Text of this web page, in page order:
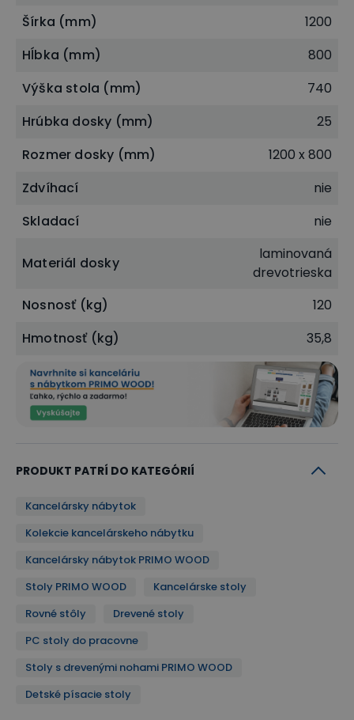
Rovný kancelársky stôl PRIMO WOOD ponúkame v
4 rôznych variantoch podľa šírky hornej pracovnej
dosky. Šírku pracovnej dosky môžete vyberať od
1200, 1400, 1600 až do 1800 mm. Výška 740 mm a
hĺbka stola 800 mm zostáva rovnaká pri všetkých
variant, vždy budete mať dostatočne veľkú
pracovnú plochu, ktorá poskytne vrátane voľného
Kancelársky stôl PRIMO WOOD je postavený na
a ABS hranou v rovnakom dezéne. Vďaka tomu
vytvára pevný základ s dostatočnou stabilitou pri
každodennom používaní.
Šírka (mm)
1200
Hĺbka (mm)
800
Výška stola (mm)
740
Hrúbka dosky (mm)
25
Rozmer dosky (mm)
1200 x 800
Zdvíhací
nie
Skladací
nie
Materiál dosky
laminovaná
drevotrieska
Nosnosť (kg)
120
Hmotnosť (kg)
35,8
PRODUKT PATRÍ DO KATEGÓRIÍ
Kancelársky nábytok
Kolekcie kancelárskeho nábytku
Kancelársky nábytok PRIMO WOOD
Stoly PRIMO WOOD
Kancelárske stoly
Rovné stôly
Drevené stoly
PC stoly do pracovne
Stoly s drevenými nohami PRIMO WOOD
Detské písacie stoly